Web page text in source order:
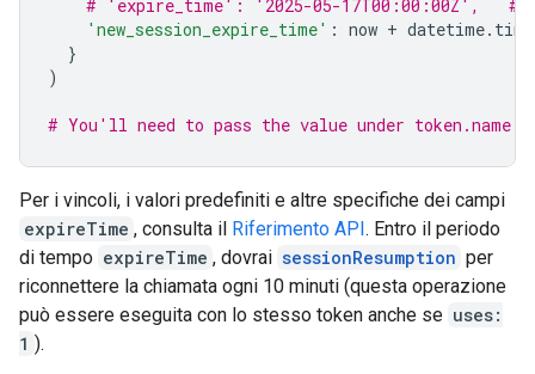
# 'expire_time': '2025-05-17T00:00:00Z',   #
'new_session_expire_time' : now + datetime.
}
)
# You'll need to pass the value under
Per i vincoli, i valori predefiniti e altre specifiche dei campi
expireTime , consulta il Riferimento API . Entro il periodo
di tempo expireTime , dovrai sessionResumption per
riconnettere la chiamata ogni 10 minuti (questa operazione
può essere eseguita con lo stesso token anche se uses:
1 ).